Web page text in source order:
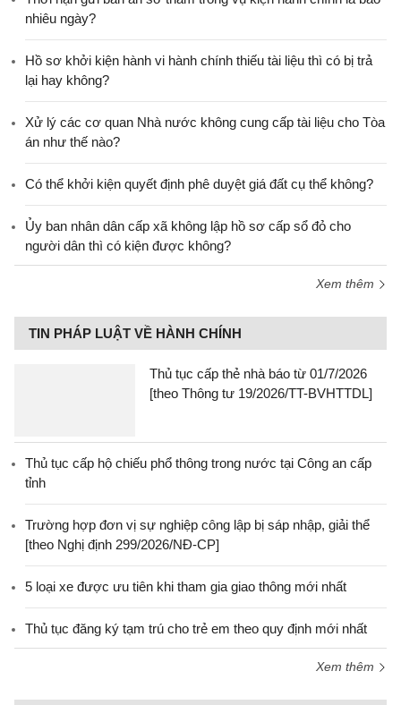
nhiêu ngày?
Hồ sơ khởi kiện hành vi hành chính thiếu tài liệu thì có bị trả
lại hay không?
Xử lý các cơ quan Nhà nước không cung cấp tài liệu cho Tòa
án như thế nào?
Có thể khởi kiện quyết định phê duyệt giá đất cụ thể không?
Ủy ban nhân dân cấp xã không lập hồ sơ cấp sổ đỏ cho
người dân thì có kiện được không?
Xem thêm
TIN PHÁP LUẬT VỀ HÀNH CHÍNH
Thủ tục cấp thẻ nhà báo từ 01/7/2026
[theo Thông tư 19/2026/TT-BVHTTDL]
Thủ tục cấp hộ chiếu phổ thông trong nước tại Công an cấp
tỉnh
Trường hợp đơn vị sự nghiệp công lập bị sáp nhập, giải thể
[theo Nghị định 299/2026/NĐ-CP]
5 loại xe được ưu tiên khi tham gia giao thông mới nhất
Thủ tục đăng ký tạm trú cho trẻ em theo quy định mới nhất
Xem thêm